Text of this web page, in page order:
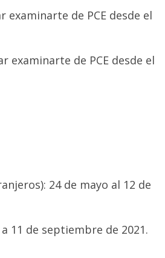
examinarte de PCE desde el
examinarte de PCE desde el
24 de mayo al 12 de
11 de septiembre de 2021.
PARA
ENERO 2025 A
PRUEBAS DE
PARA LA PCE
Latina
y Literatura Española para completar